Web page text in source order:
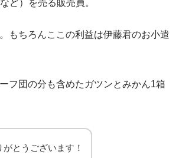
ど）を売る販売員。
もちろんここの利益は伊藤君のお小遣
フ団の分も含めたガツンとみかん1箱
がとうございます！